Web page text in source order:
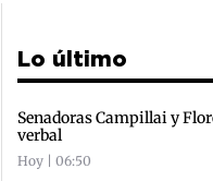
Lo último
Senadoras Campillai y
verbal
Hoy | 06:50